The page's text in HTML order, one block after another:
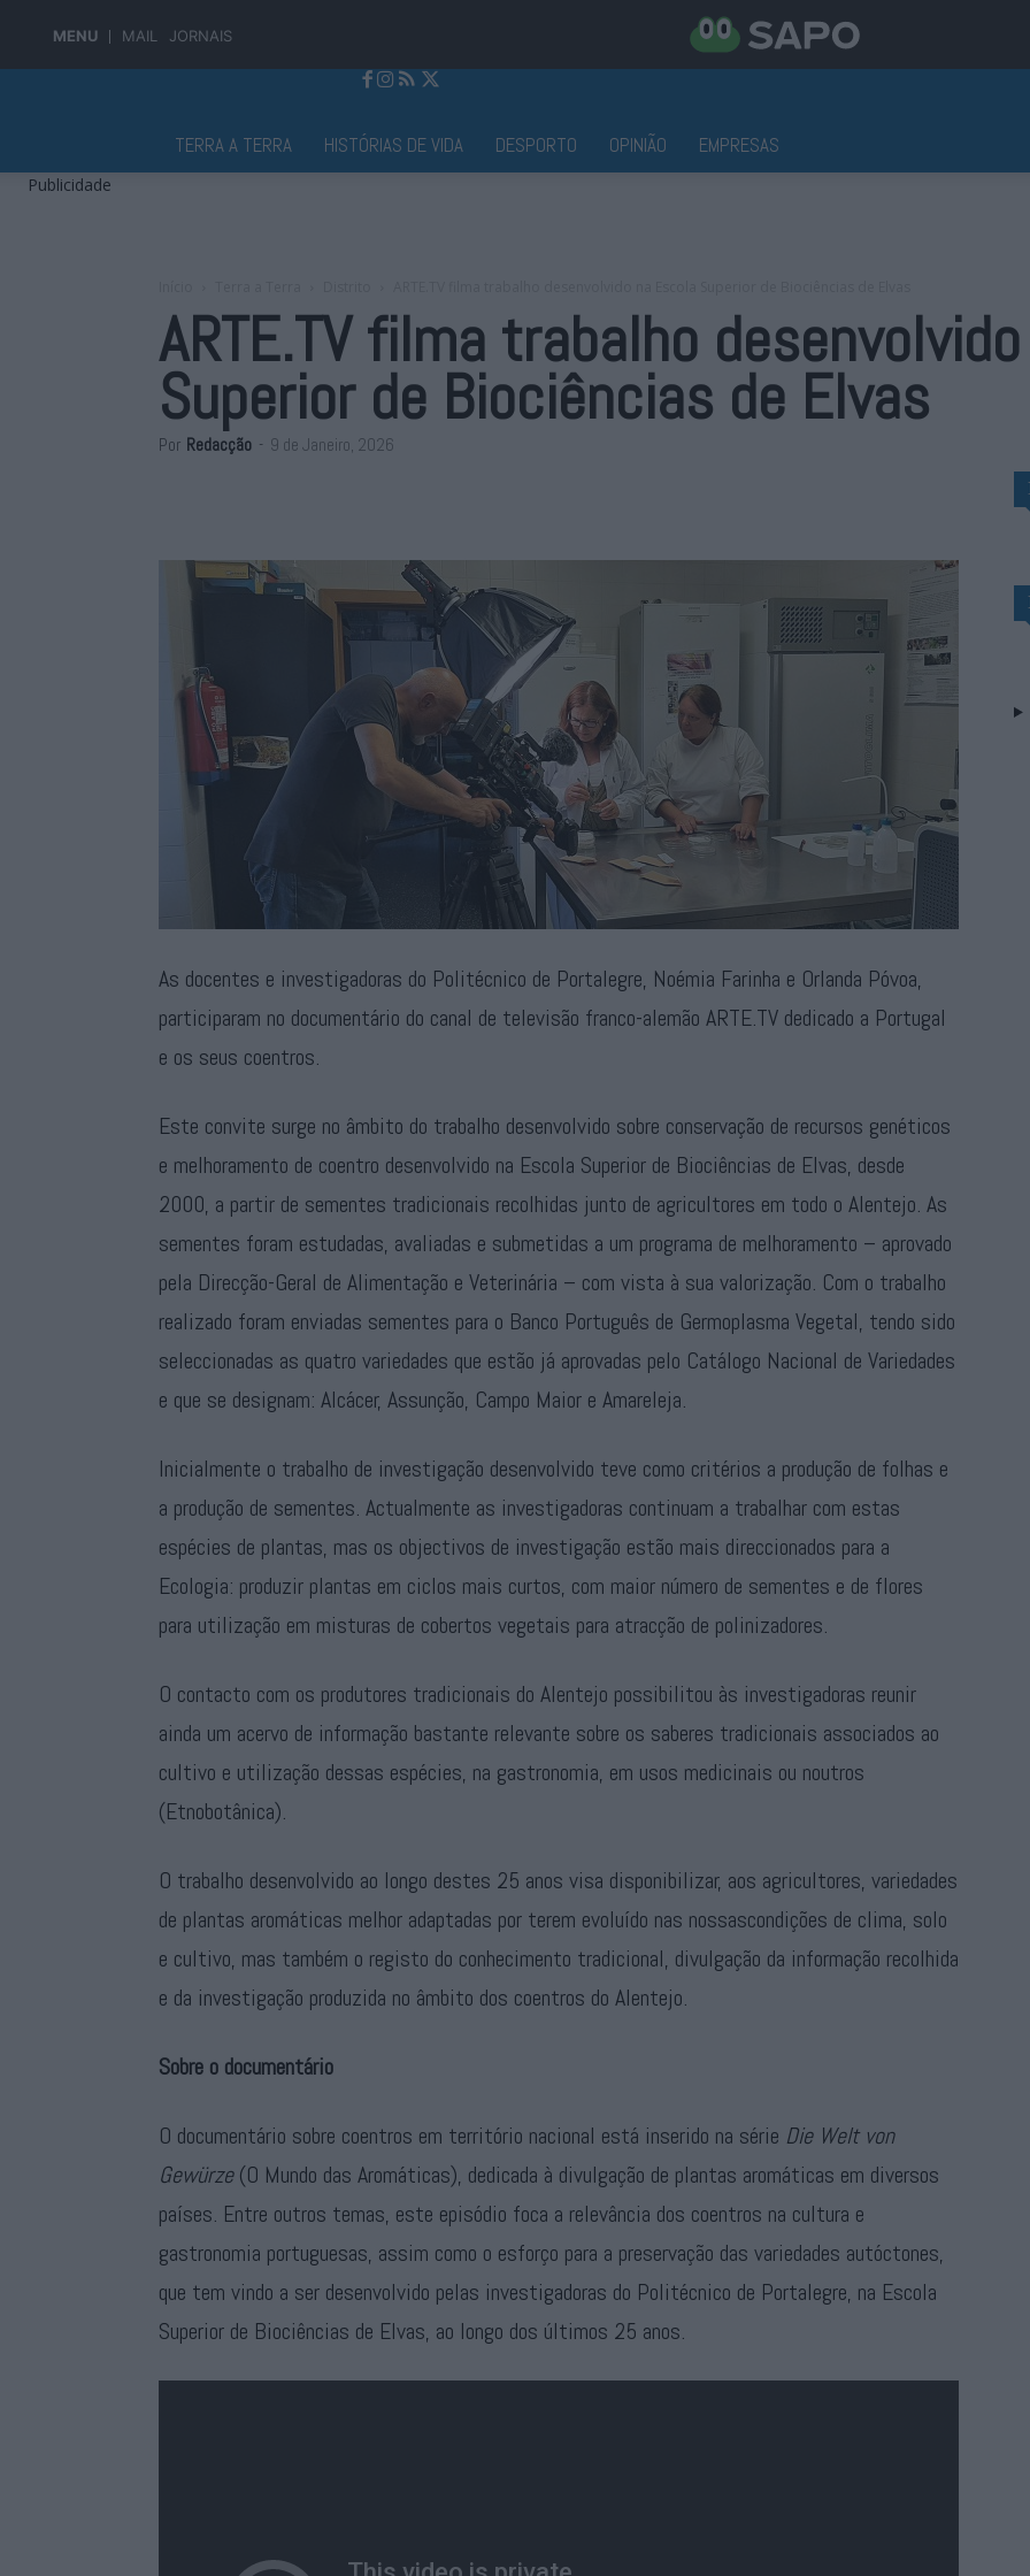
MENU MAIL JORNAIS
TERRA A TERRA HISTÓRIAS DE VIDA DESPORTO OPINIÃO EMPRESAS
Publicidade
ARTE.TV filma trabalho
Superior de Biociências de Elvas
Por Redacção - 9 de Janeiro, 2026
As docentes e investigadoras do Politécnico de Portalegre, Noémia Farinha e Orlanda Póvoa,
participaram no documentário do canal de televisão franco-alemão ARTE.TV dedicado a Portugal
e os seus coentros.
Este convite surge no âmbito do trabalho desenvolvido sobre conservação de recursos genéticos
e melhoramento de coentro desenvolvido na Escola Superior de Biociências de Elvas, desde
2000, a partir de sementes tradicionais recolhidas junto de agricultores em todo o Alentejo. As
sementes foram estudadas, avaliadas e submetidas a um programa de melhoramento – aprovado
pela Direcção-Geral de Alimentação e Veterinária – com vista à sua valorização. Com o trabalho
realizado foram enviadas sementes para o Banco Português de Germoplasma Vegetal, tendo sido
seleccionadas as quatro variedades que estão já aprovadas pelo Catálogo Nacional de Variedades
e que se designam: Alcácer, Assunção, Campo Maior e Amareleja.
Inicialmente o trabalho de investigação desenvolvido teve como critérios a produção de folhas e
a produção de sementes. Actualmente as investigadoras continuam a trabalhar com estas
espécies de plantas, mas os objectivos de investigação estão mais direccionados para a
Ecologia: produzir plantas em ciclos mais curtos, com maior número de sementes e de flores
para utilização em misturas de cobertos vegetais para atracção de polinizadores.
O contacto com os produtores tradicionais do Alentejo possibilitou às investigadoras reunir
ainda um acervo de informação bastante relevante sobre os saberes tradicionais associados ao
cultivo e utilização dessas espécies, na gastronomia, em usos medicinais ou noutros
(Etnobotânica).
O trabalho desenvolvido ao longo destes 25 anos visa disponibilizar, aos agricultores, variedades
de plantas aromáticas melhor adaptadas por terem evoluído nas nossascondições de clima, solo
e cultivo, mas também o registo do conhecimento tradicional, divulgação da informação recolhida
e da investigação produzida no âmbito dos coentros do Alentejo.
Sobre o documentário
O documentário sobre coentros em território nacional está inserido na série Die Welt von
Gewürze(O Mundo das Aromáticas), dedicada à divulgação de plantas aromáticas em diversos
países. Entre outros temas, este episódio foca a relevância dos coentros na cultura e
gastronomia portuguesas, assim como o esforço para a preservação das variedades autóctones,
que tem vindo a ser desenvolvido pelas investigadoras do Politécnico de Portalegre, na Escola
Superior de Biociências de Elvas, ao longo dos últimos 25 anos.